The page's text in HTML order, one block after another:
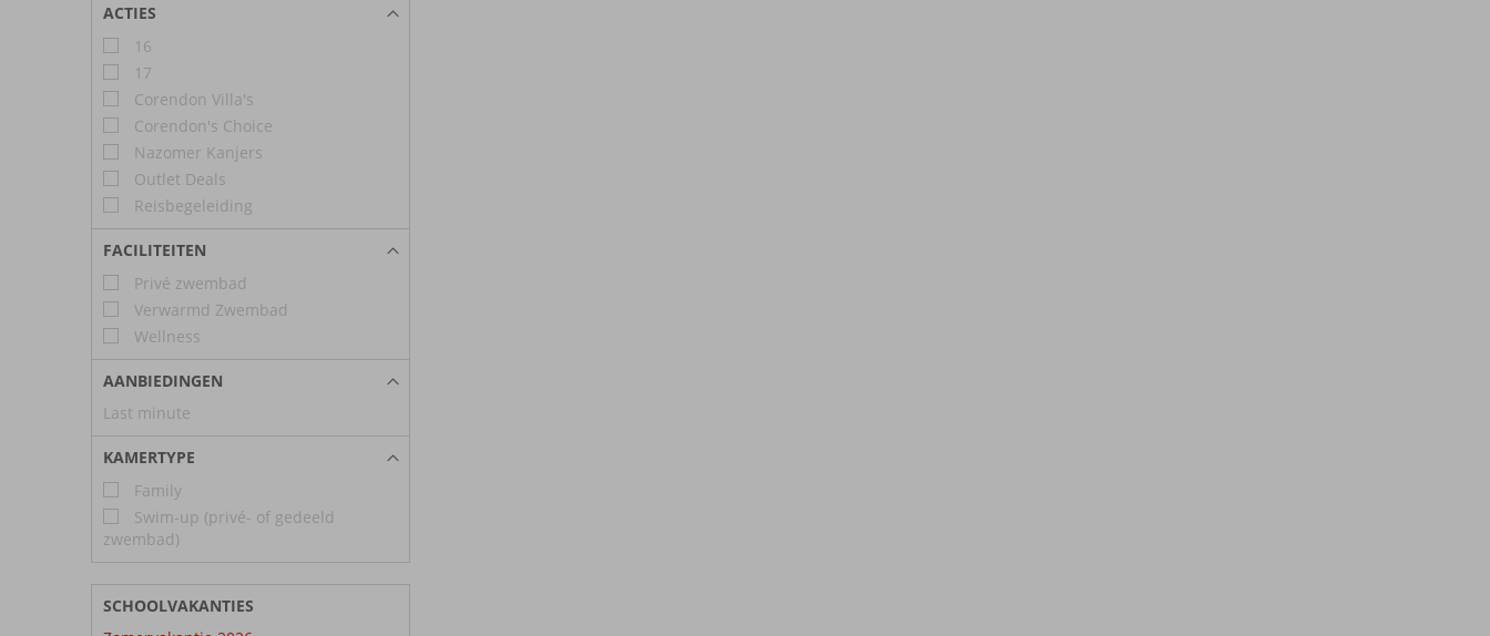
ACTIES
16
17
Corendon Villa's
Corendon's Choice
Nazomer Kanjers
Outlet Deals
Reisbegeleiding
FACILITEITEN
Privé zwembad
Verwarmd Zwembad
Wellness
AANBIEDINGEN
Last minute
KAMERTYPE
Family
Swim-up (privé- of gedeeld
zwembad)
SCHOOLVAKANTIES